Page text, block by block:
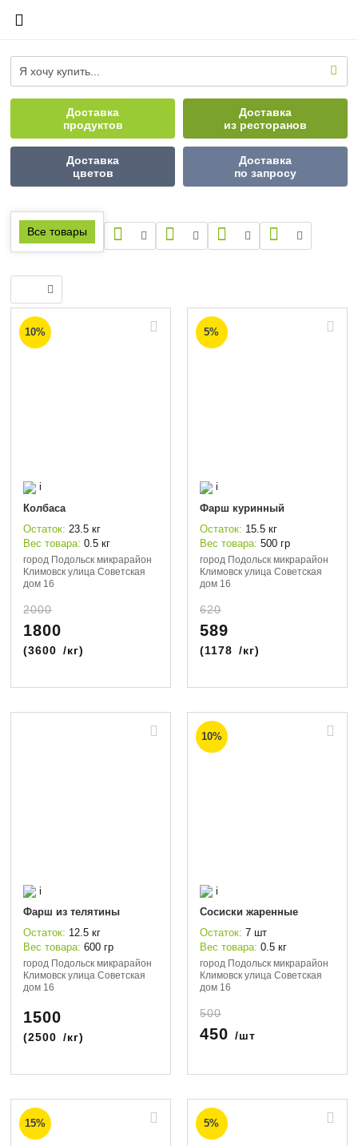
Доставка
продуктов
Доставка
из ресторанов
Доставка
цветов
Доставка
по запросу
Все товары
10%
i
Колбаса
Остаток: 23.5 кг
Вес товара:0.5 кг
город Подольск микрарайон
Климовск улица Советская
дом 16
2000
1800
(3600 /кг)
5%
i
Фарш куринный
Остаток: 15.5 кг
Вес товара: 500 гр
город Подольск микрарайон
Климовск улица Советская
дом 16
620
589
(1178 /кг)
i
Фарш из телятины
Остаток: 12.5 кг
Вес товара:600 гр
город Подольск микрарайон
Климовск улица Советская
дом 16
1500
(2500 /кг)
10%
i
Сосиски жаренные
Остаток: 7 шт
Вес товара: 0.5 кг
город Подольск микрарайон
Климовск улица Советская
дом 16
500
450 /шт
15% 5%